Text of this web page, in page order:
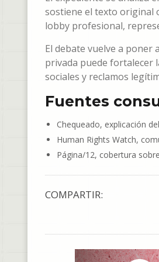
sostiene el texto original
lobby profesional,
El debate vuelve a
privada puede fortalecer
sociales y reclamos
Fuentes
Chequeado, explicación
Human Rights Watch,
Página/12, cobertura
COMPARTIR: